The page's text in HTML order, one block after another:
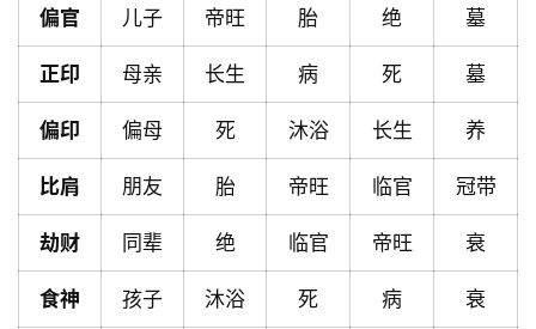
首
页
黄
历
占
卜
偏官 儿子 帝旺 胎 绝 墓
正印 母亲 长生 病 死 墓
偏印 偏母 死 沐浴 长生 养
比肩 朋友 胎 帝旺 临官 冠带
劫财 同辈 绝 临官 帝旺 衰
食神 孩子 沐浴 死 病 衰